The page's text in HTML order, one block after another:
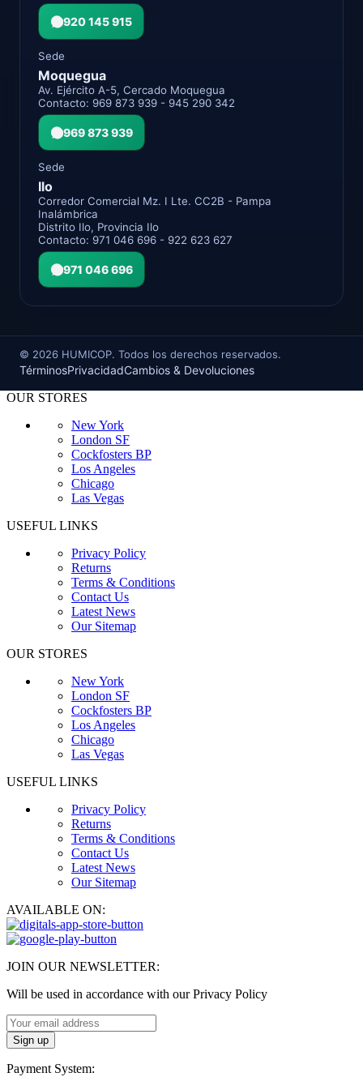
920 145 915
Sede
Moquegua
Av. Ejército A-5, Cercado Moquegua
Contacto: 969 873 939 - 945 290 342
969 873 939
Sede
Ilo
Corredor Comercial Mz. I Lte. CC2B - Pampa
Inalámbrica
Distrito Ilo, Provincia Ilo
Contacto: 971 046 696 - 922 623 627
971 046 696
© 2026 HUMICOP. Todos los derechos reservados.
TérminosPrivacidadCambios & Devoluciones
OUR STORES
New York
London SF
Cockfosters BP
Los Angeles
Chicago
Las Vegas
USEFUL LINKS
Privacy Policy
Returns
Terms & Conditions
Contact Us
Latest News
Our Sitemap
OUR STORES
New York
London SF
Cockfosters BP
Los Angeles
Chicago
Las Vegas
USEFUL LINKS
Privacy Policy
Returns
Terms & Conditions
Contact Us
Latest News
Our Sitemap
AVAILABLE ON:
JOIN OUR NEWSLETTER:
Will be used in accordance with our Privacy Policy
Payment System: